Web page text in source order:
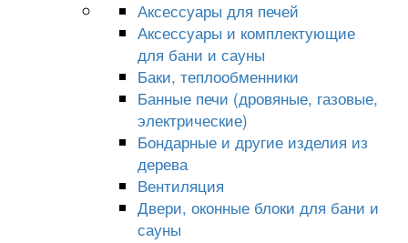
Аксессуары для печей
Аксессуары и комплектующие
для бани и сауны
Баки, теплообменники
Банные печи (дровяные, газовые,
электрические)
Бондарные и другие изделия из
дерева
Вентиляция
Двери, оконные блоки для бани и
сауны